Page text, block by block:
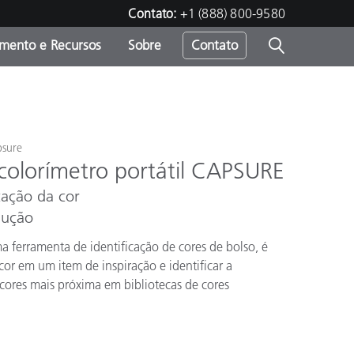
Contato: +1 (888) 800-9580
e Recursos Sobre Contato
portátil CAPSURE
da cor
ferramenta de identificação de cores de bolso, é
em um item de inspiração e identificar a
mais próxima em bibliotecas de cores